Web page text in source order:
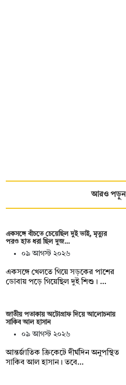
আরও পড়ুন
একসঙ্গে বাঁচতে চেয়েছিল দুই ভাই, মৃত্যুর
পরও হাত ধরা ছিল দুজ…
০৯ আগস্ট ২০২৬
একসঙ্গে খেলতে গিয়ে সড়কের পাশের
ডোবায় পড়ে গিয়েছিল দুই শিশু। …
জাতীয় পতাকায় অটোগ্রাফ দিয়ে আলোচনায়
সাকিব আল হাসান
০৯ আগস্ট ২০২৬
আন্তর্জাতিক ক্রিকেটে দীর্ঘদিন অনুপস্থিত
সাকিব আল হাসান। তবে…